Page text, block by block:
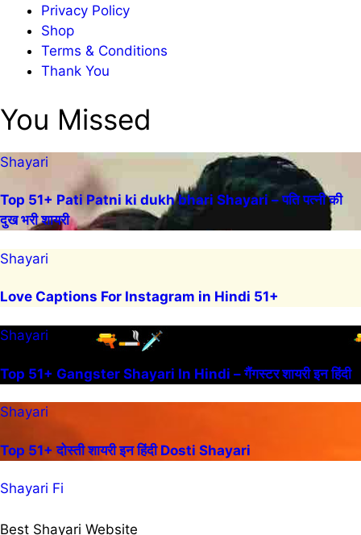
Privacy Policy
Shop
Terms & Conditions
Thank You
You Missed
Shayari
Top 51+ Pati Patni ki dukh bhari Shayari – पति पत्नी की
दुख भरी शायरी
Shayari
Love Captions For Instagram in Hindi 51+
Shayari
Top 51+ Gangster Shayari In Hindi – गैंगस्टर शायरी इन हिंदी
Shayari
Top 51+ दोस्ती शायरी इन हिंदी Dosti Shayari
Shayari Fi
Best Shayari Website